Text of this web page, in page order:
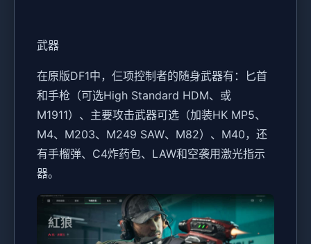
武器
在原版DF1中，仨项控制者的随身武器有：匕首
和手枪（可选High Standard HDM、或
M1911）、主要攻击武器可选（加装HK MP5、
M4、M203、M249 SAW、M82）、M40，还
有手榴弹、C4炸药包、LAW和空袭用激光指示
器。